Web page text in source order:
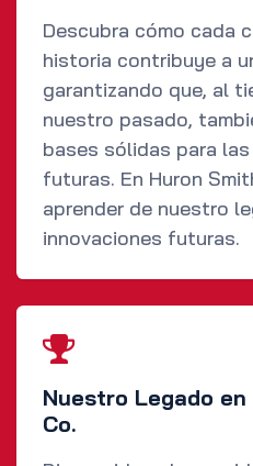
Descubra cómo cada
historia contribuye a
garantizando que, al
nuestro pasado,
bases sólidas para
futuras. En Huron
aprender de nuestro
innovaciones futuras.
Nuestro Legado
Co.